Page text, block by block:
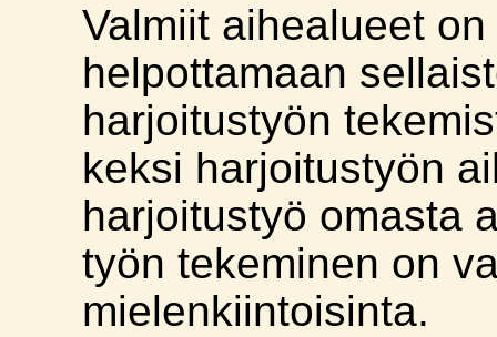
Valmiit aihealueet
helpottamaan
harjoitustyön
keksi harjoitustyön
harjoitustyö omasta
työn tekeminen on
mielenkiintoisinta.